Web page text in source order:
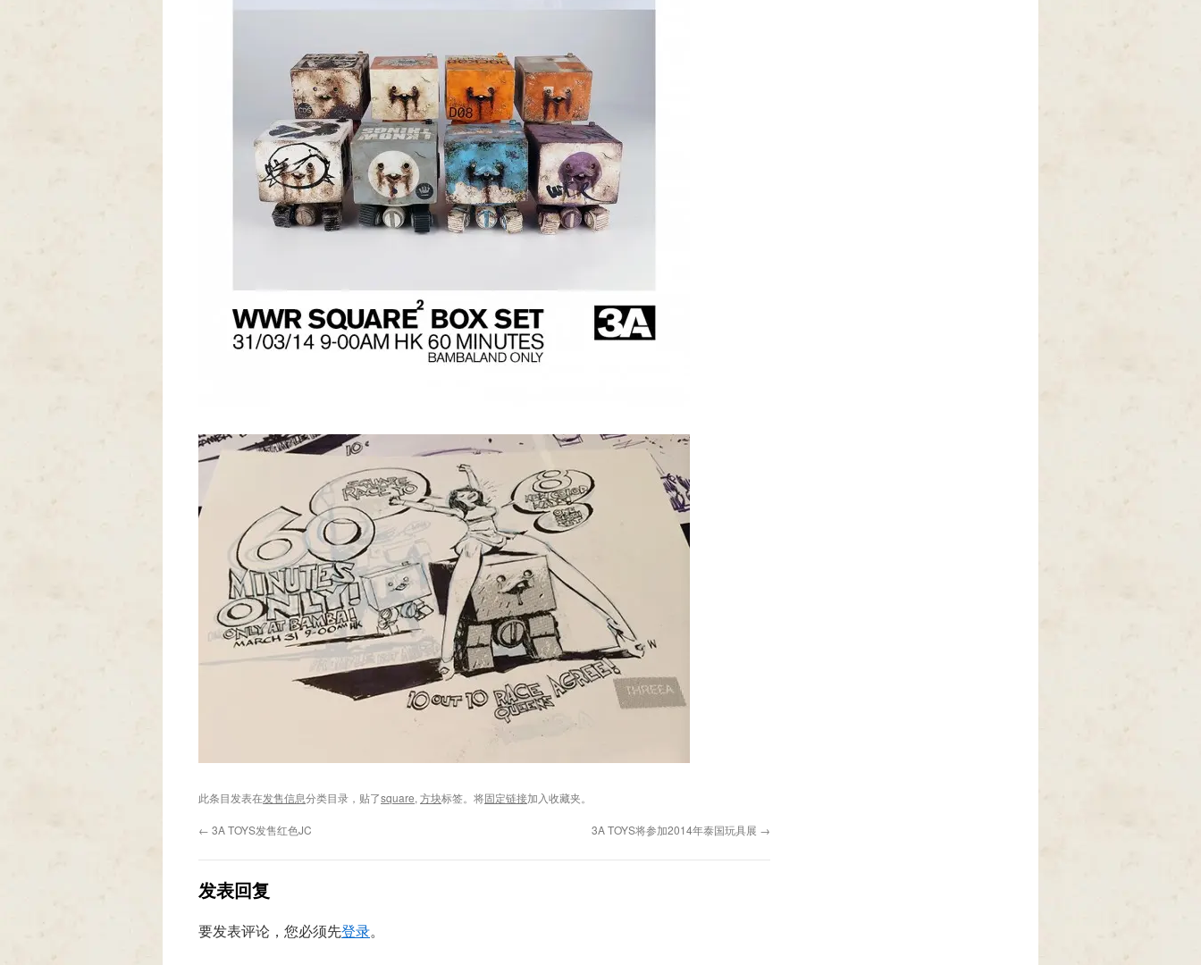
此条目发表在发售信息分类目录，贴了square, 方块标签。将固定链接加入收藏夹。
← 3A TOYS发售红色JC 3A TOYS将参加2014年泰国玩具展 →
发表回复
要发表评论，您必须先登录。